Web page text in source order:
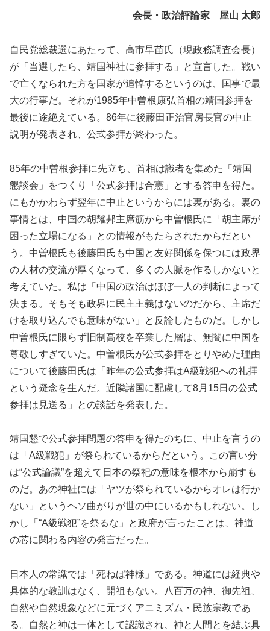
会長・政治評論家 屋山 太郎
自民党総裁選にあたって、高市早苗氏（現政務調査会長）
が「当選したら、靖国神社に参拝する」と宣言した。戦い
で亡くなられた方を国家が追悼するというのは、国事で最
大の行事だ。それが1985年中曽根康弘首相の靖国参拝を
最後に途絶えている。86年に後藤田正治官房長官の中止
説明が発表され、公式参拝が終わった。
85年の中曽根参拝に先立ち、首相は識者を集めた「靖国
懇談会」をつくり「公式参拝は合憲」とする答申を得た。
にもかかわらず翌年に中止というからには裏がある。裏の
事情とは、中国の胡耀邦主席筋から中曽根氏に「胡主席が
困った立場になる」との情報がもたらされたからだとい
う。中曽根氏も後藤田氏も中国と友好関係を保つには政界
の人材の交流が厚くなって、多くの人脈を作るしかないと
考えていた。私は「中国の政治はほぼ一人の判断によって
決まる。そもそも政界に民主主義はないのだから、主席だ
けを取り込んでも意味がない」と反論したものだ。しかし
中曽根氏に限らず旧制高校を卒業した層は、無闇に中国を
尊敬しすぎていた。中曽根氏が公式参拝をとりやめた理由
について後藤田氏は「昨年の公式参拝はA級戦犯への礼拝
という疑念を生んだ。近隣諸国に配慮して8月15日の公式
参拝は見送る」との談話を発表した。
靖国懇で公式参拝問題の答申を得たのちに、中止を言うの
は「A級戦犯」が祭られているからだという。この言い分
は“公式論議”を超えて日本の祭祀の意味を根本から崩すも
のだ。あの神社には「ヤツが祭られているからオレは行か
ない」というヘソ曲がりが世の中にいるかもしれない。し
かし「“A級戦犯”を祭るな」と政府が言ったことは、神道
の芯に関わる内容の発言だった。
日本人の常識では「死ねば神様」である。神道には経典や
具体的な教訓はなく、開祖もない。八百万の神、御先祖、
自然や自然現象などに元づくアニミズム・民族宗教であ
る。自然と神は一体として認識され、神と人間とを結ぶ具